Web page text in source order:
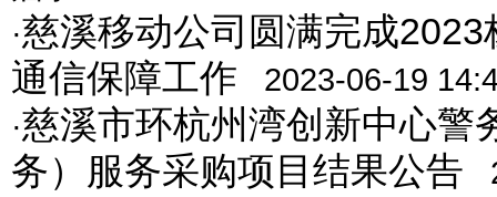
·慈溪移动公司圆满完成2023
通信保障工作
2023-06-19
·慈溪市环杭州湾创新中心警
务）服务采购项目结果公告